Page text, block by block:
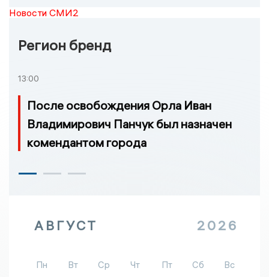
Новости СМИ2
Регион бренд
13:00
После освобождения Орла Иван
Владимирович Панчук был назначен
комендантом города
АВГУСТ 2026
Пн Вт Ср Чт Пт Сб
Вс